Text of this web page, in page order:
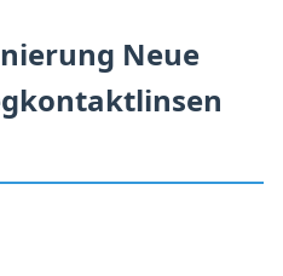
Neue